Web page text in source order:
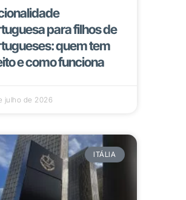
para filhos de
quem tem
e como funciona
julho de 2026
ITÁLIA